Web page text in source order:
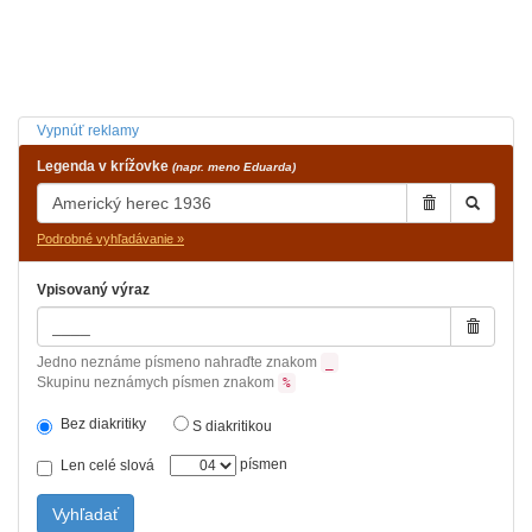
Vypnúť reklamy
Legenda v krížovke (napr. meno Eduarda)
Podrobné vyhľadávanie »
Vpisovaný výraz
Jedno neznáme písmeno nahraďte znakom
Skupinu neznámych písmen znakom %
Bez diakritiky S diakritikou
Len celé slová písmen
Vyhľadať